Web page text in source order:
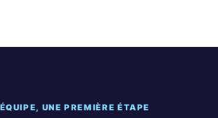
UNE PREMIÈRE ÉTAPE